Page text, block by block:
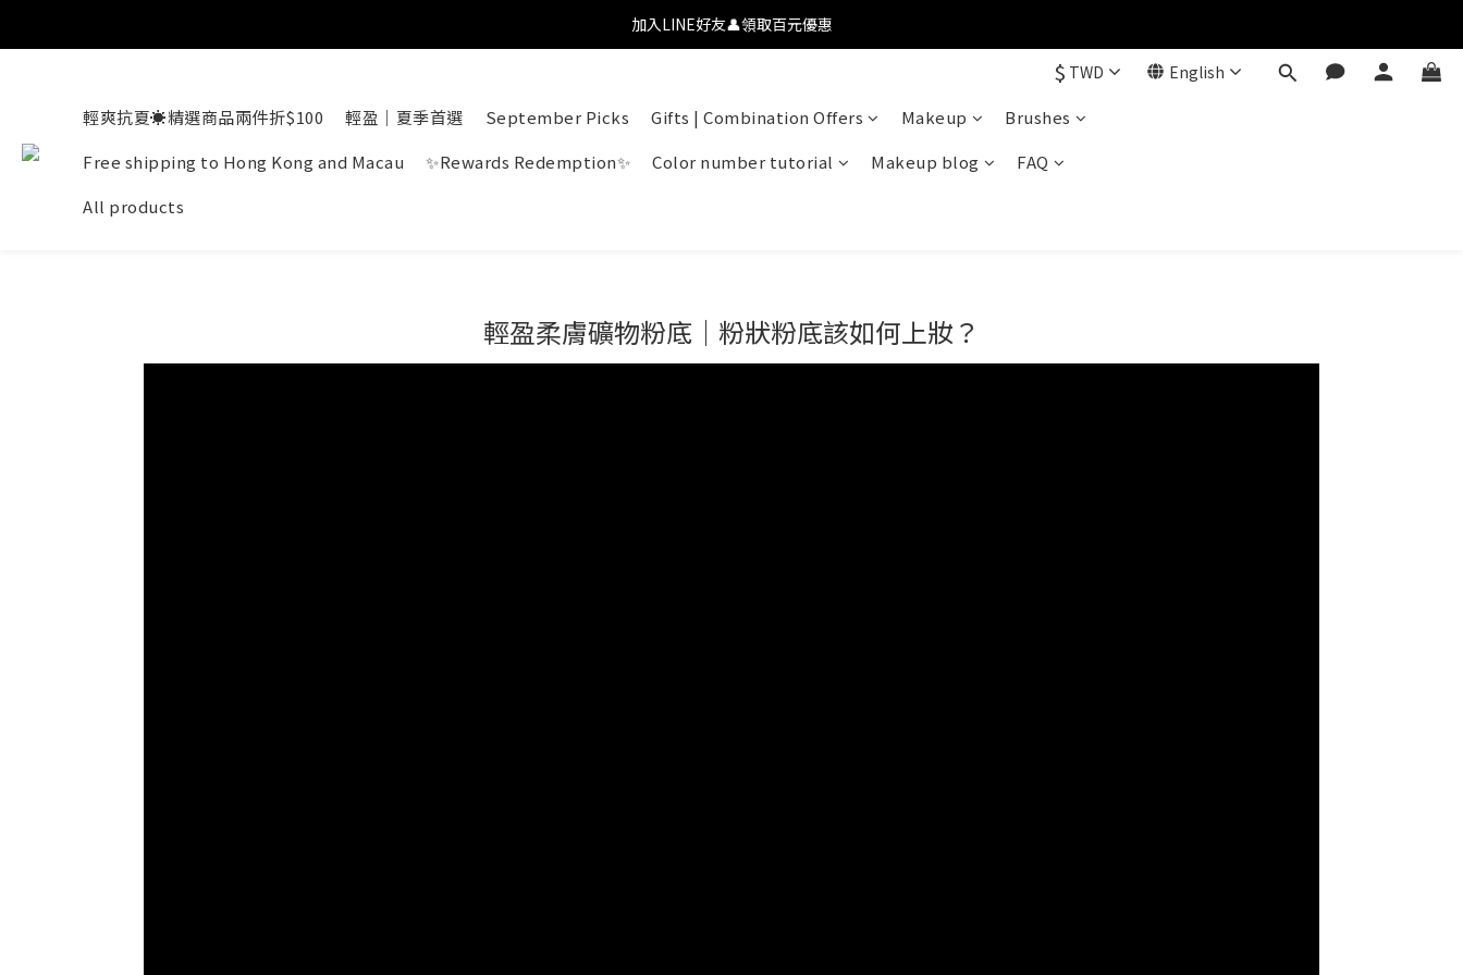
💗【新會員首購九折】透氧彩妝・全肌友善💗
加入LINE好友👤領取百元優惠
$ TWD English
輕爽抗夏☀️精選商品兩件折$100 輕盈｜夏季首選 September Picks Gifts | Combination Offers Makeup
Brushes
Free shipping to Hong Kong and Macau
✨Rewards Redemption✨ Color number tutorial Makeup blog
FAQ
All products
輕盈柔膚礦物粉底｜粉狀粉底該如何上妝？